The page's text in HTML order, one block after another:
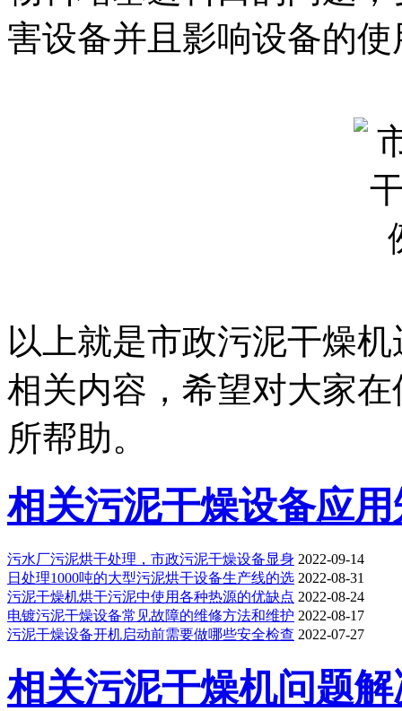
害设备并且影响设备的
以上就是市政污泥干燥
相关内容，希望对大家
所帮助。
相关污泥干燥设备应
污水厂污泥烘干处理，市政污泥干燥设备显身 2022-09-14
日处理1000吨的大型污泥烘干设备生产线的选 2022-08-31
污泥干燥机烘干污泥中使用各种热源的优缺点 2022-08-24
电镀污泥干燥设备常见故障的维修方法和维护 2022-08-17
污泥干燥设备开机启动前需要做哪些安全检查 2022-07-27
相关污泥干燥机问题